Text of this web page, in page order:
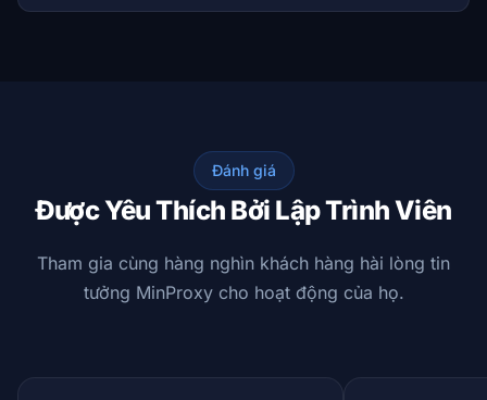
Đánh giá
Được Yêu Thích Bởi Lập Trình Viên
Tham gia cùng hàng nghìn khách hàng hài lòng tin
tưởng MinProxy cho hoạt động của họ.